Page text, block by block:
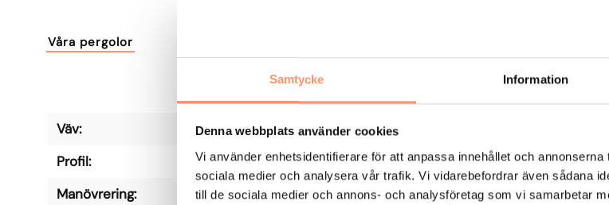
Samtycke Information
Denna webbplats använder cookies
Vi använder enhetsidentifierare för att anpassa innehållet och
sociala medier och analysera vår trafik. Vi vidarebefordrar även sådana
till de sociala medier och annons- och analysföretag som vi samarbetar
Våra pergolor
Väv:
Välj mellan 100-tals färger
Profil:
Vitlackerad
Manövrering:
Elmotor